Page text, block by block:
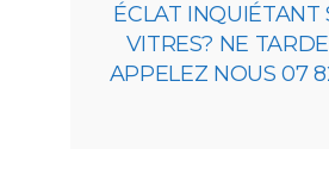
ÉCLAT INQUIÉTANT
VITRES? NE
APPELEZ NOUS 07